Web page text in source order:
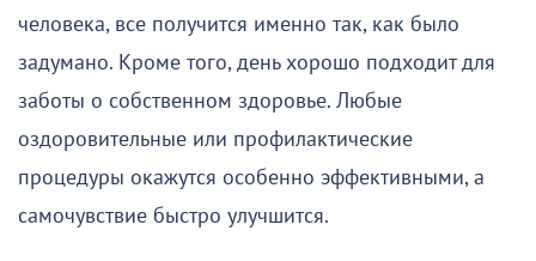
человека, все получится именно так, как было
задумано. Кроме того, день хорошо подходит для
заботы о собственном здоровье. Любые
оздоровительные или профилактические
процедуры окажутся особенно эффективными, а
самочувствие быстро улучшится.